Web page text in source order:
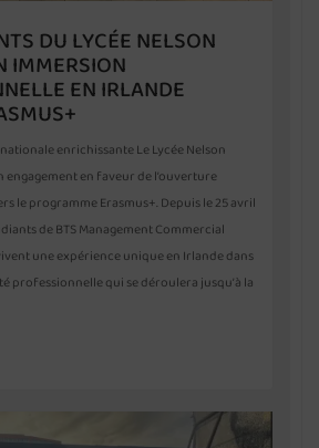
DU LYCÉE NELSON
IMMERSION
EN IRLANDE
enrichissante Le Lycée Nelson
en faveur de l’ouverture
le programme Erasmus+. Depuis le 25 avril
de BTS Management Commercial
une expérience unique en Irlande dans
professionnelle qui se déroulera jusqu’à la